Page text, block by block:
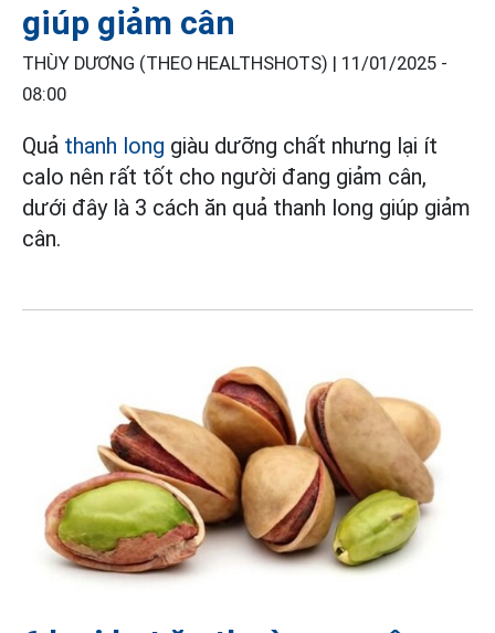
giúp giảm cân
THÙY DƯƠNG (THEO HEALTHSHOTS) | 11/01/2025 -
08:00
Quả thanh long giàu dưỡng chất nhưng lại ít
calo nên rất tốt cho người đang giảm cân,
dưới đây là 3 cách ăn quả thanh long giúp giảm
cân.